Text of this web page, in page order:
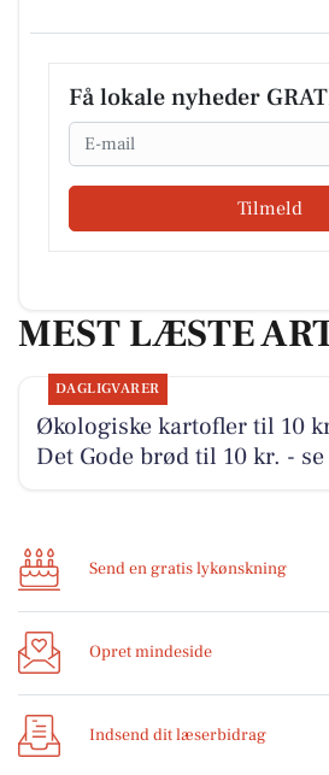
Få lokale nyheder
Email
Tilmeld
MEST LÆSTE
DAGLIGVARER
Økologiske kartofler til 10
Det Gode brød til 10 kr. -
Send en gratis lykønskning
Opret mindeside
Indsend dit læserbidrag